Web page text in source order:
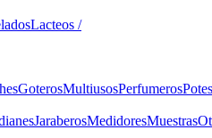
Lacteos /
GoterosMultiusosPerfumerosPotes
JaraberosMedidoresMuestras